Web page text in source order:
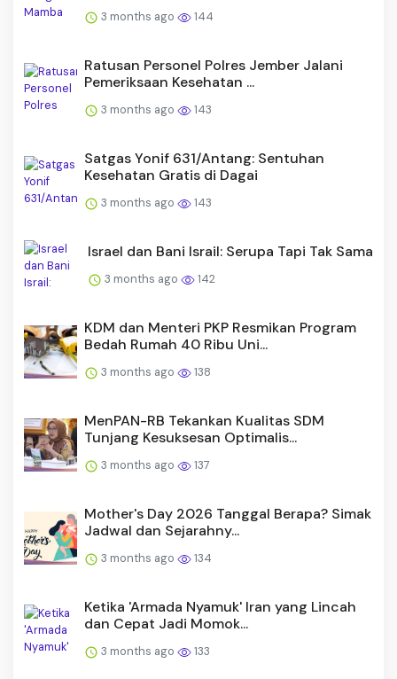
3 months ago 144
Ratusan Personel Polres Jember Jalani
Pemeriksaan Kesehatan ...
3 months ago 143
Satgas Yonif 631/Antang: Sentuhan
Kesehatan Gratis di Dagai
3 months ago 143
Israel dan Bani Israil: Serupa Tapi Tak Sama
3 months ago 142
KDM dan Menteri PKP Resmikan Program
Bedah Rumah 40 Ribu Uni...
3 months ago 138
MenPAN-RB Tekankan Kualitas SDM
Tunjang Kesuksesan Optimalis...
3 months ago 137
Mother's Day 2026 Tanggal Berapa? Simak
Jadwal dan Sejarahny...
3 months ago 134
Ketika 'Armada Nyamuk' Iran yang Lincah
dan Cepat Jadi Momok...
3 months ago 133